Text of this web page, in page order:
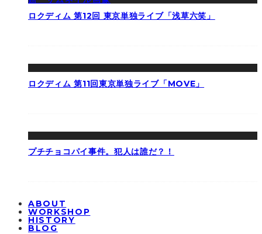
ロクディム 第12回 東京単独ライブ「浅草六笑」
ロクディム 第11回東京単独ライブ「MOVE」
プチチョコパイ事件。犯人は誰だ？！
ABOUT
WORKSHOP
HISTORY
BLOG